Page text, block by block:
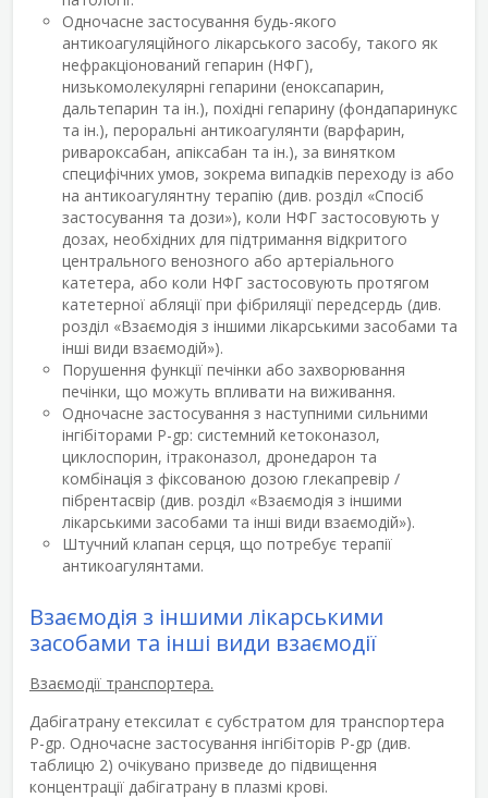
Одночасне застосування будь-якого
антикоагуляційного лікарського засобу, такого як
нефракціонований гепарин (НФГ),
низькомолекулярні гепарини (еноксапарин,
дальтепарин та ін.), похідні гепарину (фондапаринукс
та ін.), пероральні антикоагулянти (варфарин,
ривароксабан, апіксабан та ін.), за винятком
специфічних умов, зокрема випадків переходу із або
на антикоагулянтну терапію (див. розділ «Спосіб
застосування та дози»), коли НФГ застосовують у
дозах, необхідних для підтримання відкритого
центрального венозного або артеріального
катетера, або коли НФГ застосовують протягом
катетерної абляції при фібриляції передсердь (див.
розділ «Взаємодія з іншими лікарськими засобами та
інші види взаємодій»).
Порушення функції печінки або захворювання
печінки, що можуть впливати на виживання.
Одночасне застосування з наступними сильними
інгібіторами Р-gp: системний кетоконазол,
циклоспорин, ітраконазол, дронедарон та
комбінація з фіксованою дозою глекапревір /
пібрентасвір (див. розділ «Взаємодія з іншими
лікарськими засобами та інші види взаємодій»).
Штучний клапан серця, що потребує терапії
антикоагулянтами.
Взаємодія з іншими лікарськими
засобами та інші види взаємодії
Взаємодії транспортера.
Дабігатрану етексилат є субстратом для транспортера
Р-gp. Одночасне застосування інгібіторів Р-gp (див.
таблицю 2) очікувано призведе до підвищення
концентрації дабігатрану в плазмі крові.